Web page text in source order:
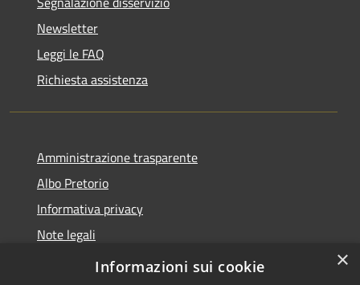
Newsletter
Leggi le FAQ
Richiesta assistenza
Amministrazione trasparente
Albo Pretorio
Informativa privacy
Note legali
Dichiarazione di accessibilità
×
Informazioni sui cookie